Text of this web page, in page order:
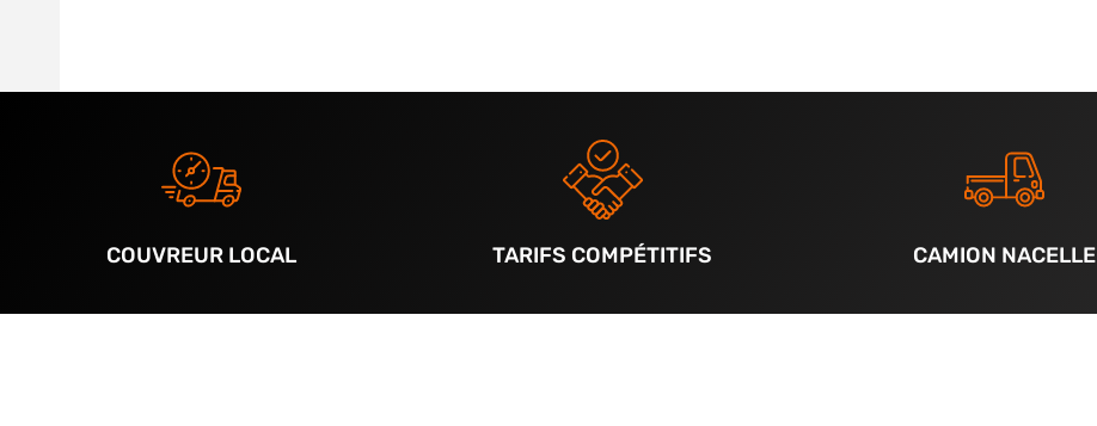
COUVREUR LOCAL TARIFS COMPÉTITIFS CAMION NACELLE